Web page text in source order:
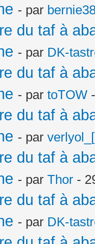
- par
du taf à
- par DK-
du taf à
- par toTOW
du taf à
- par
du taf à
- par Thor -
du taf à
- par DK-